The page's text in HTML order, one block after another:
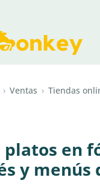
› Ventas › Tiendas
platos en
y menús